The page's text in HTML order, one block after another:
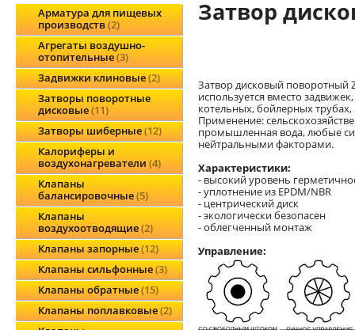
Арматура для пищевых
производств 2
Агрегаты воздушно-
отопительные 3
Задвижки клиновые 2
Затворы поворотные
дисковые 11
Затворы шиберные 12
Калориферы и
воздухонагреватели 4
Клапаны
балансировочные 5
Клапаны
воздухоотводящие 2
Клапаны запорные 12
Клапаны сильфонные 3
Клапаны обратные 15
Клапаны поплавковые 2
Затвор
Затвор дисковый поворотный
используется вместо
котельных, бойлерных трубах,
Применение:
промышленная вода, любые
нейтральными факторами.
Характеристики:
- высокий уровень
- уплотнение из EPDM/NBR
- центрический диск
- экологически безопасен
- облегченный монтаж
Управление: